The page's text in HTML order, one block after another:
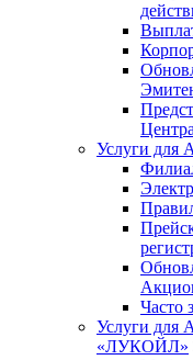
Услуги для
Часто
Услуги для
«ЛУКОЙЛ»